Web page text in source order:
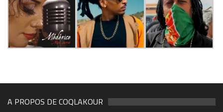
A PROPOS DE COQLAKOUR